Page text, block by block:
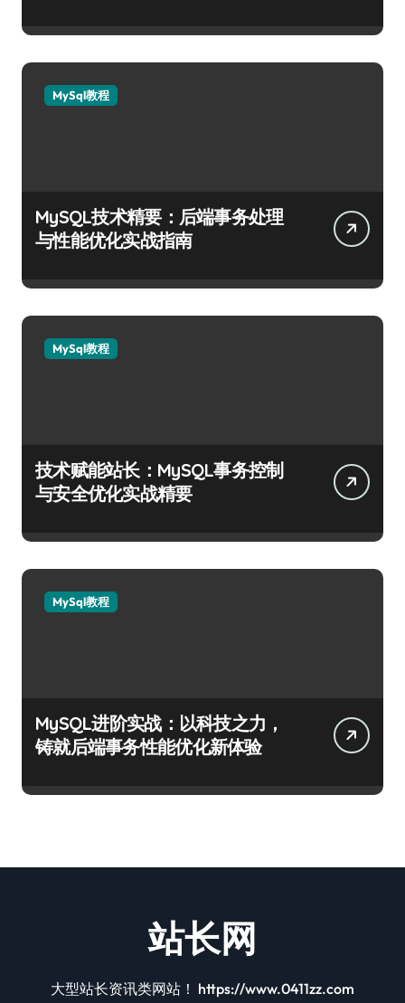
MySql教程
MySQL技术精要：后端事务处理
与性能优化实战指南
MySql教程
技术赋能站长：MySQL事务控制
与安全优化实战精要
MySql教程
MySQL进阶实战：以科技之力，
铸就后端事务性能优化新体验
站长网
大型站长资讯类网站！ https://www.0411zz.com